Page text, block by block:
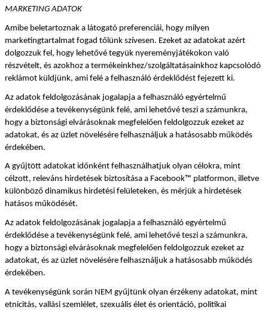
MARKETING ADATOK
Amibe beletartoznak a látogató preferenciái, hogy milyen
marketingtartalmat fogad tőlünk szívesen. Ezeket az adatokat azért
dolgozzuk fel, hogy lehetővé tegyük nyereményjátékokon való
részvételt, és azokhoz a termékeinkhez/szolgáltatásainkhoz kapcsolódó
reklámot küldjünk, ami felé a felhasználó érdeklődést fejezett ki.
Az adatok feldolgozásának jogalapja a felhasználó egyértelmű
érdeklődése a tevékenységünk felé, ami lehetővé teszi a számunkra,
hogy a biztonsági elvárásoknak megfelelően feldolgozzuk ezeket az
adatokat, és az üzlet növelésére felhasználjuk a hatásosabb működés
érdekében.
A gyűjtött adatokat időnként felhasználhatjuk olyan célokra, mint
célzott, releváns hirdetések biztosítása a Facebook™ platformon, illetve
különböző dinamikus hirdetési felületeken, és mérjük a hirdetések
hatásos működését.
Az adatok feldolgozásának jogalapja a felhasználó egyértelmű
érdeklődése a tevékenységünk felé, ami lehetővé teszi a számunkra,
hogy a biztonsági elvárásoknak megfelelően feldolgozzuk ezeket az
adatokat, és az üzlet növelésére felhasználjuk a hatásosabb működés
érdekében.
A tevékenységünk során NEM gyűjtünk olyan érzékeny adatokat, mint
etnicitás, vallási szemlélet, szexuális élet és orientáció, politikai